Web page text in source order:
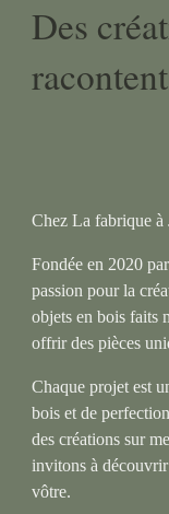
Des
racontent
Chez La fabrique à
Fondée en 2020
passion pour la
objets en bois faits
offrir des pièces
Chaque projet est
bois et de
des créations sur
invitons à
vôtre.